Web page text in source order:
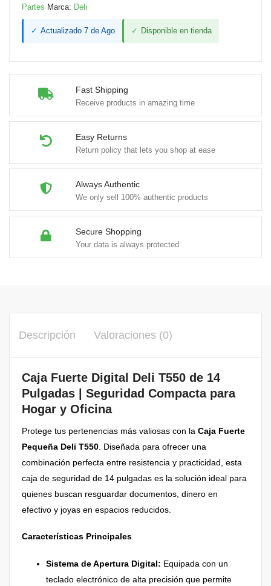
Fast Shipping
Receive products in amazing time
Easy Returns
Return policy that lets you shop at ease
Always Authentic
We only sell 100% authentic products
Secure Shopping
Your data is always protected
Partes Marca: Deli
✓ Actualizado 7 de Ago ✓ Disponible en tienda
Descripción Valoraciones (0)
Caja Fuerte Digital Deli T550 de 14
Pulgadas | Seguridad Compacta para
Hogar y Oficina
Protege tus pertenencias más valiosas con la Caja Fuerte
Pequeña Deli T550 . Diseñada para ofrecer una
combinación perfecta entre resistencia y practicidad, esta
caja de seguridad de 14 pulgadas es la solución ideal para
quienes buscan resguardar documentos, dinero en
efectivo y joyas en espacios reducidos.
Características Principales
Sistema de Apertura Digital: Equipada con un
teclado electrónico de alta precisión que permite